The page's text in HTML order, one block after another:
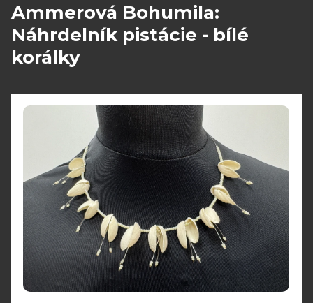
Ammerová Bohumila:
Náhrdelník pistácie - bílé
korálky